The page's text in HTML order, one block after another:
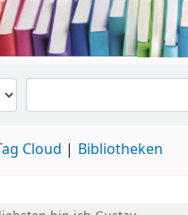
Cloud Bibliotheken